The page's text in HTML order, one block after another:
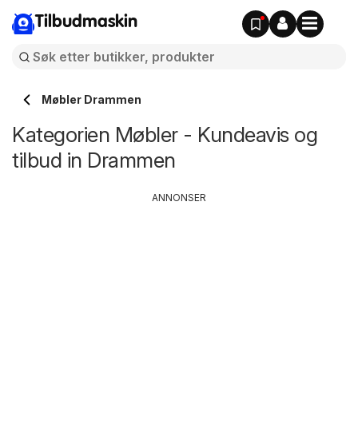
Tilbudmaskin
Møbler Drammen
Kategorien Møbler - Kundeavis og
tilbud in Drammen
ANNONSER